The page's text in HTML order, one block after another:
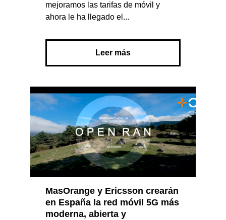
mejoramos las tarifas de móvil y
ahora le ha llegado el...
Leer más
MasOrange y Ericsson crearán
en España la red móvil 5G más
moderna, abierta y